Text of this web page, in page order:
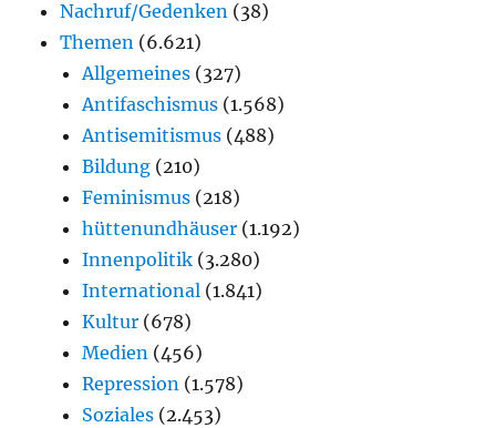
Nachruf/Gedenken (38)
Themen (6.621)
Allgemeines (327)
Antifaschismus (1.568)
Antisemitismus (488)
Bildung (210)
Feminismus (218)
hüttenundhäuser (1.192)
Innenpolitik (3.280)
International (1.841)
Kultur (678)
Medien (456)
Repression (1.578)
Soziales (2.453)